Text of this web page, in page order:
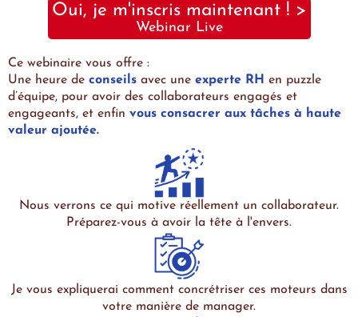
Oui, je m'inscris maintenant ! >
Webinar Live
Ce webinaire vous offre :
Une heure de conseils avec une experte RH en puzzle
d’équipe, pour avoir des collaborateurs engagés et
engageants, et enfin vous consacrer aux tâches à haute
valeur ajoutée.
Nous verrons ce qui motive réellement un collaborateur.
Préparez-vous à avoir la tête à l'envers.
Je vous expliquerai comment concrétriser ces moteurs dans
votre manière de manager.